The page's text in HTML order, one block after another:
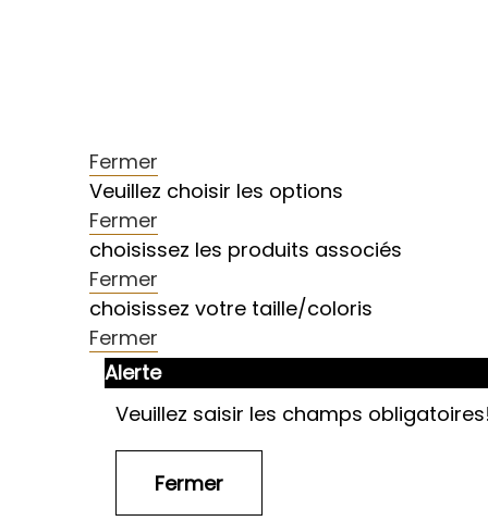
Fermer
Veuillez choisir les options
Fermer
choisissez les produits associés
Fermer
choisissez votre taille/coloris
Fermer
Alerte
Veuillez saisir les champs